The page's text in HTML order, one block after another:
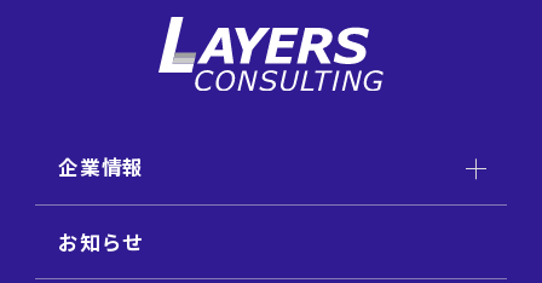
企業情報
お知らせ